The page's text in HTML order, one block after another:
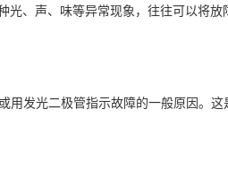
、声、味等异常现象，往往可以将放
发光二极管指示故障的一般原因。